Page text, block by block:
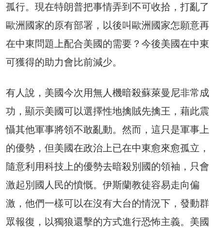
孤行。現在特朗普把事情弄到不可收拾，打亂了
歐洲國家的原有部署，以後叫歐洲國家怎願意再
在中東問題上配合美國的需要？今後美國在中東
可獲得的助力會比前減少。
有人說，美國今次用無人機暗殺蘇萊曼尼非常成
功，顯示美國可以選擇性地擒賊先擒王，藉此震
懾其他軍事將領不敢亂動。然而，這只是軍事上
的優勢，但美國在政治上已在中東愈來愈孤立，
隨意利用科技上的優勢去暗殺別國的領袖，只會
激起別國人民的憤慨。伊斯蘭教徒容易走向偏
激，他們一樣可以在沒有大台的情況下，發動群
眾報復，以獨狼還擊的方式進行恐怖主義。美國